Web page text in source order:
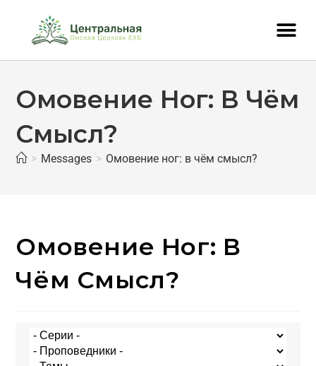
Омовение Ног: В Чём
Смысл?
> Messages > Омовение ног: в чём смысл?
Омовение Ног: В
Чём Смысл?